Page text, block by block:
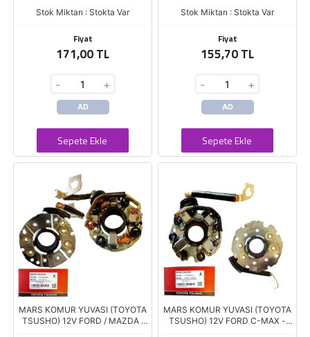
Stok Miktarı : Stokta Var
Fiyat
171,00 TL
- +
AD
Sepete Ekle
Stok Miktarı : Stokta Var
Fiyat
155,70 TL
- +
AD
Sepete Ekle
MARS KOMUR YUVASI (TOYOTA
TSUSHO) 12V FORD / MAZDA /
MARS KOMUR YUVASI (TOYOTA
TSUSHO) 12V FORD C-MAX -